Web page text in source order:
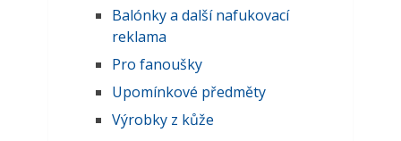
Balónky a další nafukovací
reklama
Pro fanoušky
Upomínkové předměty
Výrobky z kůže